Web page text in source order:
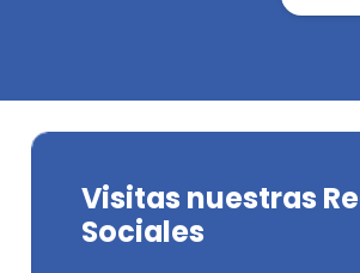
Visitas nuestras
Sociales